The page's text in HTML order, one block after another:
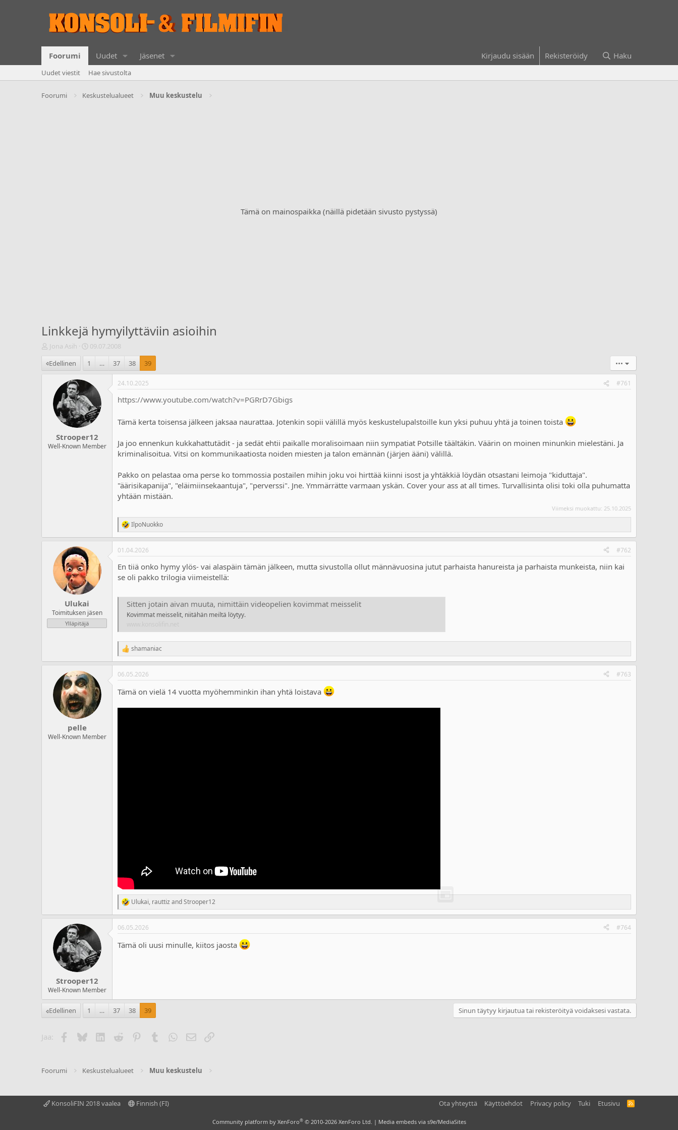
Foorumi Uudet Jäsenet Kirjaudu sisään Rekisteröidy Haku
Uudet viestit Hae sivustolta
Foorumi Keskustelualueet Muu keskustelu
Tämä on mainospaikka (näillä pidetään sivusto pystyssä)
Linkkejä hymyilyttäviin asioihin
V
e
s
n
Jona Asih
A
o
i
t
u
s
p
ä
i
v
ä
09.07.2008
Edellinen
1 … 37 38 39 •••
Strooper12
Well-Known Member
24.10.2025 #761
https://www.youtube.com/watch?v=PGRrD7Gbigs
Tämä kerta toisensa jälkeen jaksaa naurattaa. Jotenkin sopii välillä myös keskustelupalstoille kun yksi puhuu yhtä ja toinen toista
Ja joo ennenkun kukkahattutädit - ja sedät ehtii paikalle moralisoimaan niin sympatiat Potsille täältäkin. Väärin on moinen minunkin mielestäni. Ja
kriminalisoitua. Vitsi on kommunikaatiosta noiden miesten ja talon emännän (järjen ääni) välillä.
Pakko on pelastaa oma perse ko tommossia postailen mihin joku voi hirttää kiinni isost ja yhtäkkiä löydän otsastani leimoja "kiduttaja".
"äärisikapanija", "eläimiinsekaantuja", "perverssi". Jne. Ymmärrätte varmaan yskän. Cover your ass at all times. Turvallisinta olisi toki olla puhumatta
yhtään mistään.
Viimeksi muokattu: 25.10.2025
R
e
a
c
i
o
IlpoNuokko
Ulukai
Toimituksen jäsen
Ylläpitäjä
01.04.2026 #762
En tiiä onko hymy ylös- vai alaspäin tämän jälkeen, mutta sivustolla ollut männävuosina jutut parhaista hanureista ja parhaista munkeista, niin kai
se oli pakko trilogia viimeistellä:
Sitten jotain aivan muuta, nimittäin videopelien kovimmat meisselit
Kovimmat meisselit, niitähän meiltä löytyy.
R
e
a
c
i
n
shamaniac
pelle
Well-Known Member
06.05.2026 #763
Tämä on vielä 14 vuotta myöhemminkin ihan yhtä loistava
R
e
a
c
i
Ulukai, rauttiz andStrooper12
Strooper12
Well-Known Member
06.05.2026 #764
Tämä oli uusi minulle, kiitos jaosta
Edellinen 1 … 37 38 39 Sinun täytyy kirjautua tai rekisteröityä voidaksesi vastata.
Jaa: Facebook
BlueskyLinkedIn
Reddit PinterestTumblr WhatsApp
Sähköposti
Linkki
Foorumi Keskustelualueet Muu keskustelu
KonsoliFIN 2018 vaalea Finnish (FI) Ota yhteyttä Käyttöehdot Privacy policy Tuki Etusivu
R
Community platform by XenForo® © 2010-2026 XenForo Ltd. | Media embeds via s9e/MediaSites